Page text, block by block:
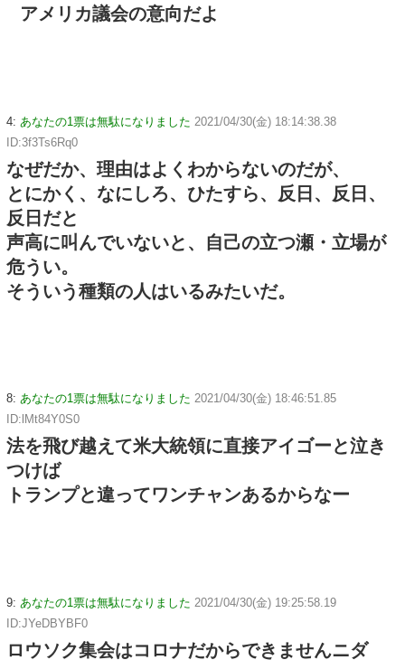
アメリカ議会の意向だよ
4: あなたの1票は無駄になりました 2021/04/30(金) 18:14:38.38
ID:3f3Ts6Rq0
なぜだか、理由はよくわからないのだが、
とにかく、なにしろ、ひたすら、反日、反日、
反日だと
声高に叫んでいないと、自己の立つ瀬・立場が
危うい。
そういう種類の人はいるみたいだ。
8: あなたの1票は無駄になりました 2021/04/30(金) 18:46:51.85
ID:lMt84Y0S0
法を飛び越えて米大統領に直接アイゴーと泣き
つけば
トランプと違ってワンチャンあるからなー
9: あなたの1票は無駄になりました 2021/04/30(金) 19:25:58.19
ID:JYeDBYBF0
ロウソク集会はコロナだからできませんニダ